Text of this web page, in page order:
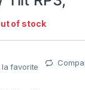
of stock
favorite